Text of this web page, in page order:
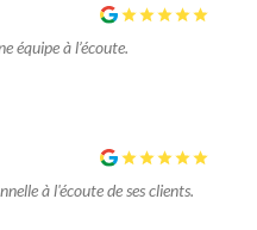
équipe à l’écoute.
à l'écoute de ses clients.